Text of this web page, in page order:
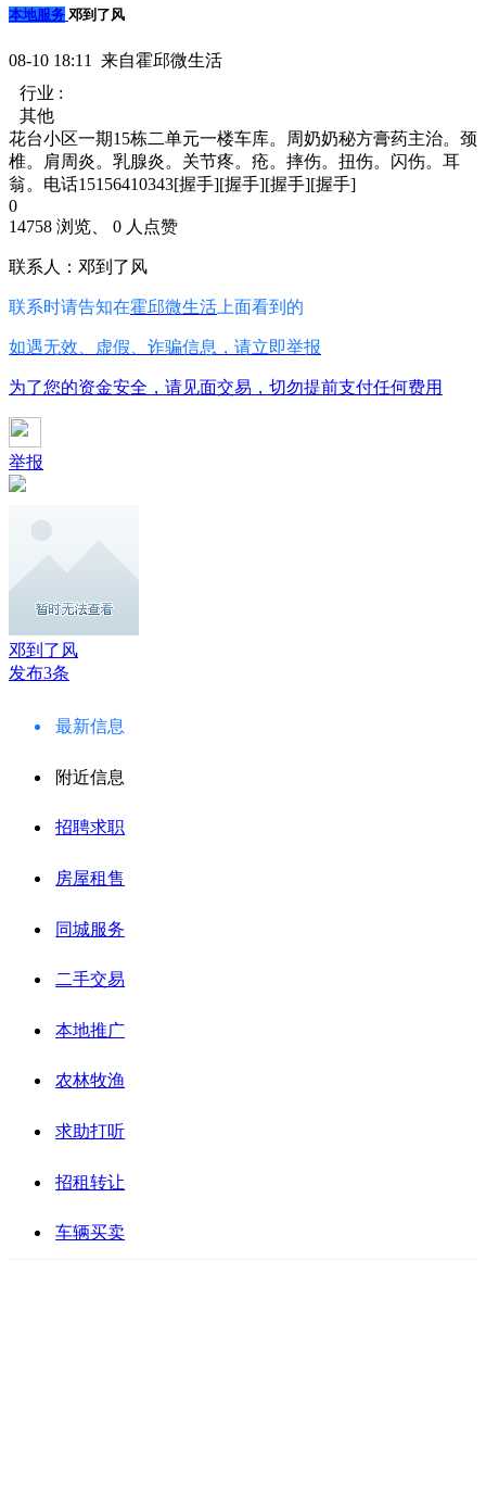
本地服务 邓到了风
08-10 18:11 来自霍邱微生活
行业 :
其他
花台小区一期15栋二单元一楼车库。周奶奶秘方膏药主治。颈
椎。肩周炎。乳腺炎。关节疼。疮。摔伤。扭伤。闪伤。耳
翁。电话15156410343[握手][握手][握手][握手]
0
14758 浏览、 0 人点赞
联系人：邓到了风
联系时请告知在霍邱微生活 上面看到的
如遇无效、虚假、诈骗信息，请立即举报
为了您的资金安全，请见面交易，切勿提前支付任何费用
举报
邓到了风
发布3条
最新信息
附近信息
招聘求职
房屋租售
同城服务
二手交易
本地推广
农林牧渔
求助打听
招租转让
车辆买卖